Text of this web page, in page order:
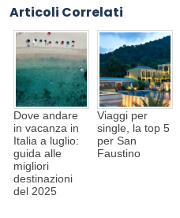
Articoli Correlati
Dove andare
in vacanza in
Italia a luglio:
guida alle
migliori
destinazioni
del 2025
Viaggi per
single, la top 5
per San
Faustino